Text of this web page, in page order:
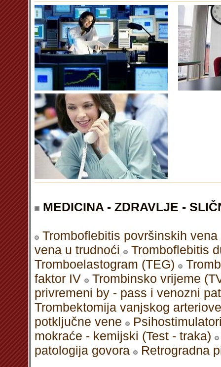
MEDICINA - ZDRAVLJE -
Tromboflebitis površinskih
vena u trudnoći
Tromboflebitis
Tromboelastogram (TEG)
faktor IV
Trombinsko vrijeme
privremeni by - pass i venozni
Trombektomija vanjskog
potključne vene
mokraće - kemijski (Test - traka)
patologija govora
Retrogradna